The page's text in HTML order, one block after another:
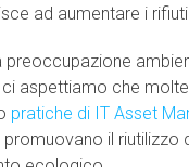
ad aumentare i
preoccupazione
ci aspettiamo che
pratiche di IT Asset
promuovano il riutilizzo